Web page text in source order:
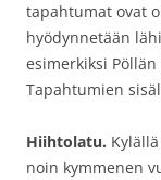
tapahtumat ovat
hyödynnetään
esimerkiksi
Tapahtumien
Hiihtolatu.
noin kymmenen